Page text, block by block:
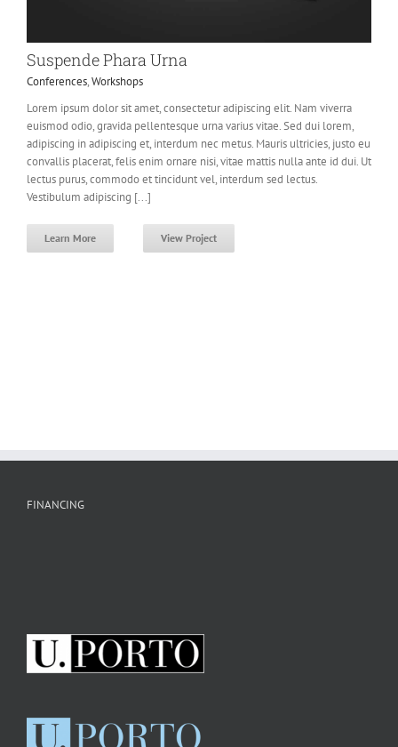
Suspende Phara Urna
Conferences,Workshops
Lorem ipsum dolor sit amet, consectetur adipiscing elit. Nam viverra
euismod odio, gravida pellentesque urna varius vitae. Sed dui lorem,
adipiscing in adipiscing et, interdum nec metus. Mauris ultricies, justo eu
convallis placerat, felis enim ornare nisi, vitae mattis nulla ante id dui. Ut
lectus purus, commodo et tincidunt vel, interdum sed lectus.
Vestibulum adipiscing [...]
Learn More View Project
FINANCING